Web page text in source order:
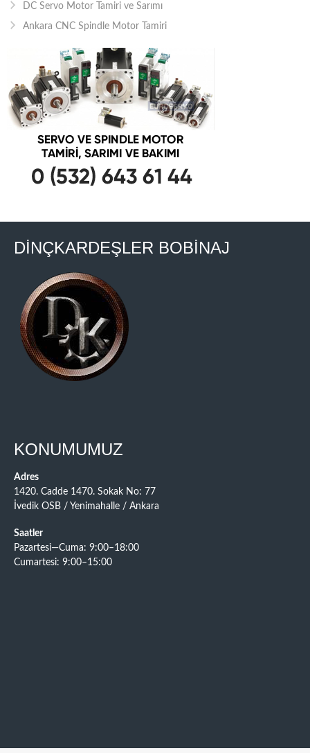
DC Servo Motor Tamiri ve Sarımı
Ankara CNC Spindle Motor Tamiri
DİNÇKARDEŞLER BOBİNAJ
KONUMUMUZ
Adres
1420. Cadde 1470. Sokak No: 77
İvedik OSB / Yenimahalle / Ankara
Saatler
Pazartesi—Cuma: 9:00–18:00
Cumartesi: 9:00–15:00